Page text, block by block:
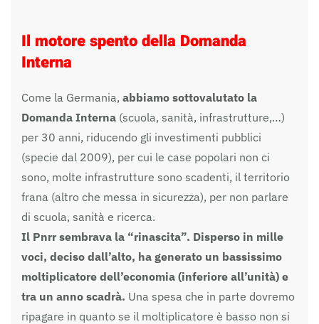
Il motore spento della Domanda
Interna
Come la Germania, abbiamo sottovalutato la
Domanda Interna (scuola, sanità, infrastrutture,…)
per 30 anni, riducendo gli investimenti pubblici
(specie dal 2009), per cui le case popolari non ci
sono, molte infrastrutture sono scadenti, il territorio
frana (altro che messa in sicurezza), per non parlare
di scuola, sanità e ricerca.
Il Pnrr sembrava la “rinascita”. Disperso in mille
voci, deciso dall’alto, ha generato un bassissimo
moltiplicatore dell’economia (inferiore all’unità) e
tra un anno scadrà. Una spesa che in parte dovremo
ripagare in quanto se il moltiplicatore è basso non si